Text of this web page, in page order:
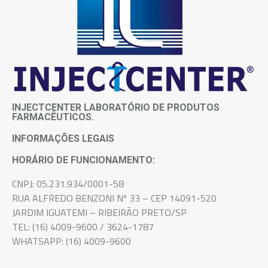
INJECTCENTER LABORATÓRIO DE PRODUTOS
FARMACÊUTICOS.
INFORMAÇÕES LEGAIS
HORÁRIO DE FUNCIONAMENTO:
CNPJ: 05.231.934/0001-58
RUA ALFREDO BENZONI Nº 33 – CEP 14091-520
JARDIM IGUATEMI – RIBEIRÃO PRETO/SP
TEL: (16) 4009-9600 / 3624-1787
WHATSAPP: (16) 4009-9600